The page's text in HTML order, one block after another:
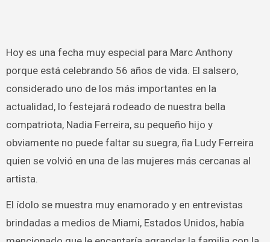
Hoy es una fecha muy especial para Marc Anthony
porque está celebrando 56 años de vida. El salsero,
considerado uno de los más importantes en la
actualidad, lo festejará rodeado de nuestra bella
compatriota, Nadia Ferreira, su pequeño hijo y
obviamente no puede faltar su suegra, ña Ludy Ferreira
quien se volvió en una de las mujeres más cercanas al
artista.
El ídolo se muestra muy enamorado y en entrevistas
brindadas a medios de Miami, Estados Unidos, había